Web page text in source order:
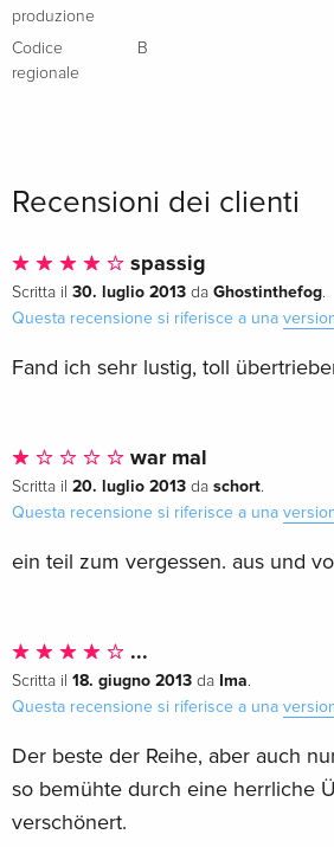
Blu-ray + DVD
Francese
produzione
Codice
regionale
B
Recensioni dei clienti
spassig
Scritta il 30. luglio 2013 da Ghostinthefog.
Questa recensione si riferisce a una
Fand ich sehr lustig, toll
war mal
Scritta il 20. luglio 2013 da schort.
Questa recensione si riferisce a una
ein teil zum vergessen. aus und
...
Scritta il 18. giugno 2013 da Ima.
Questa recensione si riferisce a una
Der beste der Reihe, aber auch
so bemühte durch eine herrliche
verschönert.